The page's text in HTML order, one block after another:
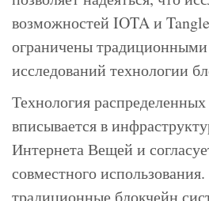
возможностей IOTA и
ограничены
исследований технологии
Технология
вписывается в
Интернета Вещей и
совместного